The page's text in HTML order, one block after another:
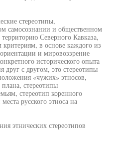
стереотипы,
самосознании и общественном
Северного Кавказа,
в основе каждого из
и мировоззрение
исторического опыта
друг с другом, это стереотипы
«чужих» этносов,
стереотипы
стереотип коренного
русского этноса на
этнических стереотипов